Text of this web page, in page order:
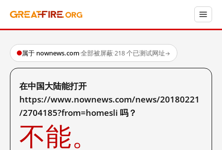
属于 nownews.com·全部被屏蔽·218 个已测试网址→
在中国大陆能打开
https://www.nownews.com/news/20180221
/2704185?from=homesli 吗？
不能。